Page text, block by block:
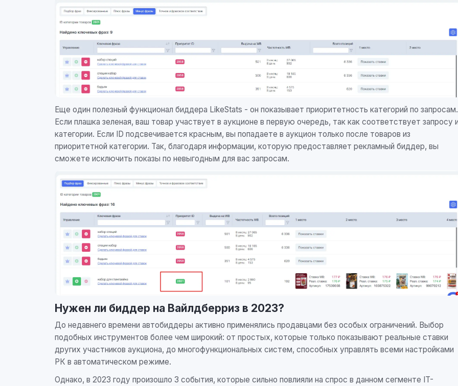
Еще один полезный функционал биддера LikeStats - он показывает приоритетность категорий по запросам.
Если плашка зеленая, ваш товар участвует в аукционе в первую очередь, так как соответствует запросу
категории. Если ID подсвечивается красным, вы попадаете в аукцион только после товаров из
приоритетной категории. Так, благодаря информации, которую предоставляет рекламный биддер, вы
сможете исключить показы по невыгодным для вас запросам.
Нужен ли биддер на Вайлдберриз в 2023?
До недавнего времени автобиддеры активно применялись продавцами без особых ограничений. Выбор
подобных инструментов более чем широкий: от простых, которые только показывают реальные ставки
других участников аукциона, до многофункциональных систем, способных управлять всеми настройками
РК в автоматическом режиме.
Однако, в 2023 году произошло 3 события, которые сильно повлияли на спрос в данном сегменте IT-
Глобальное летнее
аналитику LikeStats